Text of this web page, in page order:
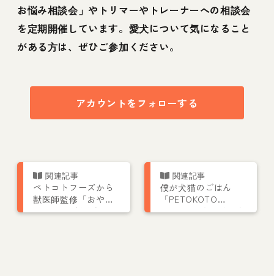
お悩み相談会」やトリマーやトレーナーへの相談会
を定期開催しています。愛犬について気になること
がある方は、ぜひご参加ください。
アカウントをフォローする
ペトコトフーズから
獣医師監修「おや
つ」4種が新発売！フ
僕が犬猫のごはん
「PETOKOTO
FOODS」をつくった